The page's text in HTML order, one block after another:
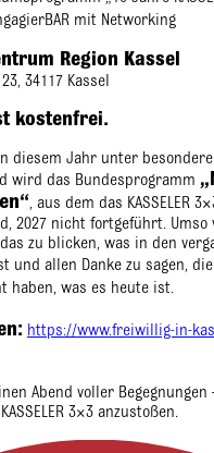
mit Networking
Region Kassel
34117 Kassel
kostenfrei.
diesem Jahr unter
wird das Bundesprogramm
, aus dem das KASSELER
2027 nicht fortgeführt.
zu blicken, was in den
und allen Danke zu sagen,
haben, was es heute ist.
https://www.freiwillig-in-
Abend voller
3×3 anzustoßen.